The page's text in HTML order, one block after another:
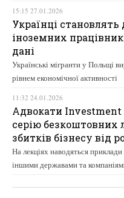
15:15 27.01.2026
Українці становлять
іноземних
дані
Українські мігранти у Польщі
рівнем економічної активності
11:32 24.01.2026
Адвокати Investment
серію безкоштовних
збитків бізнесу від
На лекціях наводяться
іншими державами та